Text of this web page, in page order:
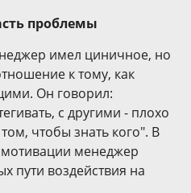
проблемы
имел циничное, но
к тому, как
Он говорил:
с другими - плохо
чтобы знать кого". В
менеджер
пути воздействия на